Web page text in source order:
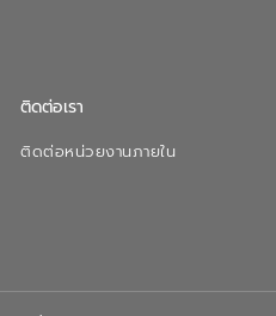
ติดต่อเรา
ติดต่อหน่วยงานภายใน